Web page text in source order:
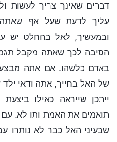
דברים שאינך צריך לעשות
עליך לדעת שעל אף שאתה
ובמעשיך, לאל בהחלט יש
הסיבה לכך שאתה מקבל
באדם כלשהו. אם אתה מבצע
של האל בחייך, אתה ודאי ילד
ייתכן שייראה כאילו
תואמים את האמת ותו לא.
שבעיני האל כבר לא נותרו